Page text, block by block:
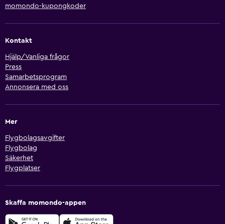
momondo-kupongkoder
Kontakt
Hjälp/Vanliga frågor
Press
Samarbetsprogram
Annonsera med oss
Mer
Flygbolagsavgifter
Flygbolag
Säkerhet
Flygplatser
Skaffa momondo-appen